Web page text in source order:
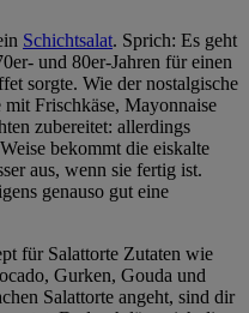
Schichtsalat. Sprich: Es geht
und 80er-Jahren für einen
sorgte. Wie der nostalgische
Frischkäse, Mayonnaise
zubereitet: allerdings
bekommt die eiskalte
aus, wenn sie fertig ist.
genauso gut eine
für Salattorte Zutaten wie
Gurken, Gouda und
Salattorte angeht, sind dir